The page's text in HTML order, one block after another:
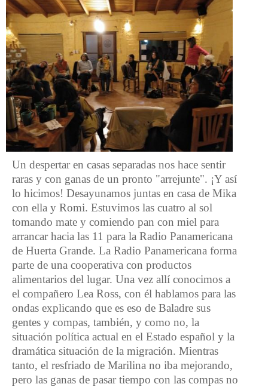
Un despertar en casas separadas nos hace sentir
raras y con ganas de un pronto "arrejunte". ¡Y así
lo hicimos! Desayunamos juntas en casa de Mika
con ella y Romi. Estuvimos las cuatro al sol
tomando mate y comiendo pan con miel para
arrancar hacia las 11 para la Radio Panamericana
de Huerta Grande. La Radio Panamericana forma
parte de una cooperativa con productos
alimentarios del lugar. Una vez allí conocimos a
el compañero Lea Ross, con él hablamos para las
ondas explicando que es eso de Baladre sus
gentes y compas, también, y como no, la
situación política actual en el Estado español y la
dramática situación de la migración. Mientras
tanto, el resfriado de Marilina no iba mejorando,
pero las ganas de pasar tiempo con las compas no